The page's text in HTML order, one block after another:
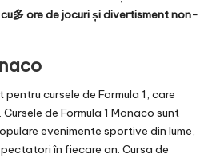
多 ore de jocuri și divertisment non-
cursele de Formula 1, care
de Formula 1 Monaco sunt
evenimente sportive din lume,
în fiecare an. Cursa de